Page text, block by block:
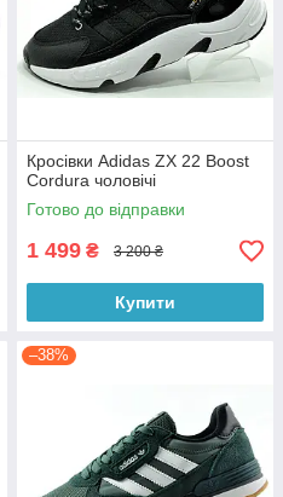
Кросівки Adidas ZX 22 Boost
Cordura чоловічі
Готово до відправки
1 499 ₴ 3 200 ₴
Купити
–38%